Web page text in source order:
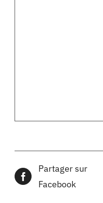
Partager sur
Facebook